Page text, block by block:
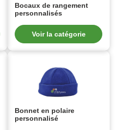
Bocaux de rangement
personnalisés
Voir la catégorie
Bonnet en polaire
personnalisé